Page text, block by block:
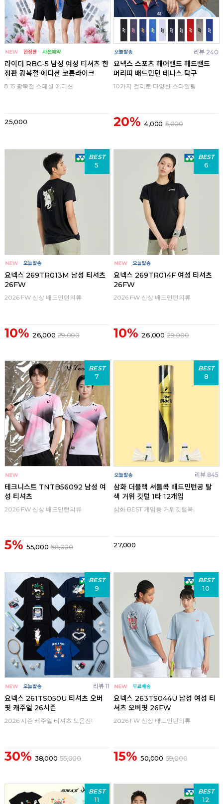
라이더 RBC-5 남성 여성 티셔츠 한
정판 광복절 에디션 코튼라이크
8.15 광복절 스페셜 에디션
25,000
리뷰 240
요넥스 스포츠 헤어밴드 헤드밴드
머리띠 배드민턴 테니스 탁구
10가지 컬러로 다양한 스타일링
20% 4,000 5,000
BEST
5
요넥스 269TR013M 남성 티셔츠
26FW
2026 FW 신상 배드민턴의류
10% 26,000 29,000
BEST
6
요넥스 269TR014F 여성 티셔츠
26FW
2026 FW 신상 배드민턴의류
10% 26,000 29,000
BEST
7
테크니스트 TNTB56092 남성 여
성 티셔츠
2026 FW 신상 배드민턴의류
5% 55,000 58,000
BEST
8
리뷰 845
삼화 더블랙 셔틀콕 배드민턴공 탈
색 거위 깃털 1타 12개입
삼화 BEST 게임용 거위깃털콕
27,000
BEST
9
리뷰 11
요넥스 261TS050U 티셔츠 오버
핏 캐주얼 26시즌
2026 시즌 캐주얼 티셔츠 모음전!
30% 38,000 55,000
BEST
10
요넥스 263TS044U 남성 여성 티
셔츠 오버핏 26FW
2026 FW 신상 배드민턴의류
15% 50,000 59,000
BEST
11
BEST
12